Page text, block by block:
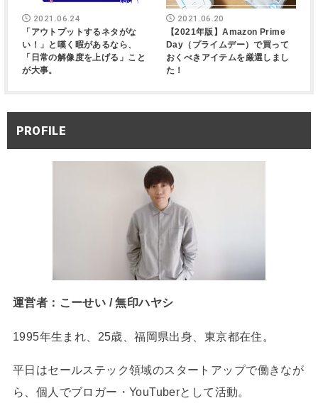
2021.06.24
「アウトプットするネタがな
い！」と嘆く暇があるなら、
「日常の解像度を上げる」こと
が大事。
2021.06.20
【2021年版】Amazon Prime
Day（プライムデー）で買って
おくべきアイテムを厳選しまし
た！
PROFILE
運営者：こーせい / 無印ハヤシ
1995年生まれ、25歳、福岡県出身、東京都在住。
平日はセールステック領域のスタートアップで働きなが
ら、個人でブロガー・YouTuberとして活動。